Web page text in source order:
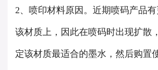
2、喷印材料原因。近期喷码产品
该材质上，因此在喷码时出现扩散
定该材质最适合的墨水，然后购置